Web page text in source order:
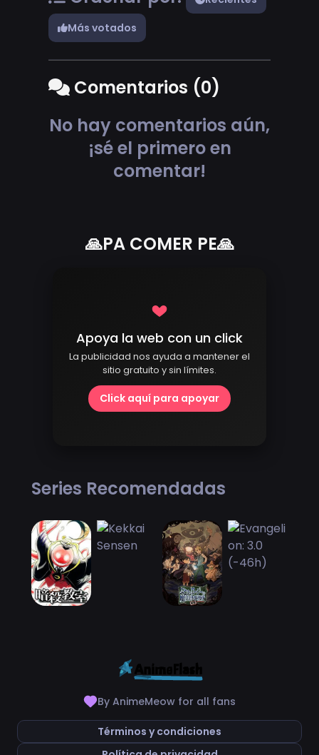
Más votados
Comentarios (0)
No hay comentarios aún,
¡sé el primero en
comentar!
🙏PA COMER PE🙏
Apoya la web con un click
La publicidad nos ayuda a mantener el
sitio gratuito y sin límites.
Click aquí para apoyar
Series Recomendadas
By AnimeMeow for all fans
Términos y condiciones